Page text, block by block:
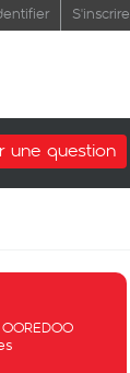
S'inscrire
une question